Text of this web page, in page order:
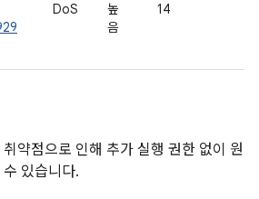
DoS
높
음
14
약점으로 인해 추가 실행 권한 없이 원
있습니다.